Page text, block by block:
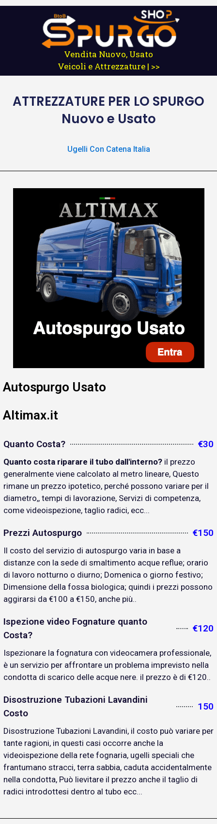
Vendita Nuovo, Usato
Veicoli e Attrezzature | >>
ATTREZZATURE PER LO SPURGO
Nuovo e Usato
Ugelli Con Catena Italia
Autospurgo Usato
Altimax.it
Quanto Costa? €30
Quanto costa riparare il tubo dall'interno? il prezzo
generalmente viene calcolato al metro lineare, Questo
rimane un prezzo ipotetico, perché possono variare per il
diametro,, tempi di lavorazione, Servizi di competenza,
come videoispezione, taglio radici, ecc...
Prezzi Autospurgo €150
Il costo del servizio di autospurgo varia in base a
distanze con la sede di smaltimento acque reflue; orario
di lavoro notturno o diurno; Domenica o giorno festivo;
Dimensione della fossa biologica; quindi i prezzi possono
aggirarsi da €100 a €150, anche più..
Ispezione video Fognature quanto
Costa?
€120
Ispezionare la fognatura con videocamera professionale,
è un servizio per affrontare un problema imprevisto nella
condotta di scarico delle acque nere. il prezzo è di €120..
Disostruzione Tubazioni Lavandini
Costo
150
Disostruzione Tubazioni Lavandini, il costo può variare per
tante ragioni, in questi casi occorre anche la
videoispezione della rete fognaria, ugelli speciali che
frantumano stracci, terra sabbia, caduta accidentalmente
nella condotta, Può lievitare il prezzo anche il taglio di
radici introdottesi dentro al tubo ecc...